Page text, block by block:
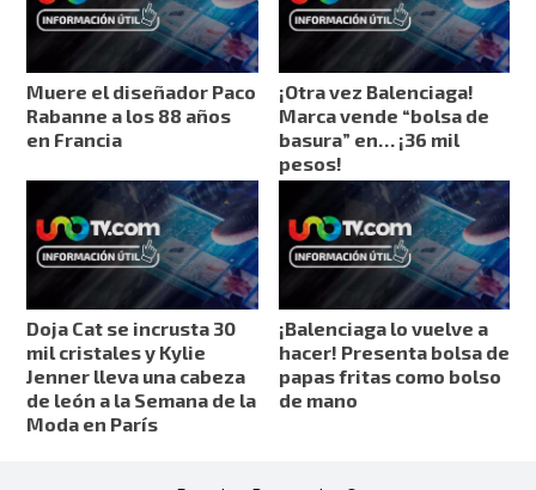
Muere el diseñador Paco
Rabanne a los 88 años
en Francia
¡Otra vez Balenciaga!
Marca vende “bolsa de
basura” en… ¡36 mil
pesos!
Doja Cat se incrusta 30
mil cristales y Kylie
Jenner lleva una cabeza
de león a la Semana de la
Moda en París
¡Balenciaga lo vuelve a
hacer! Presenta bolsa de
papas fritas como bolso
de mano